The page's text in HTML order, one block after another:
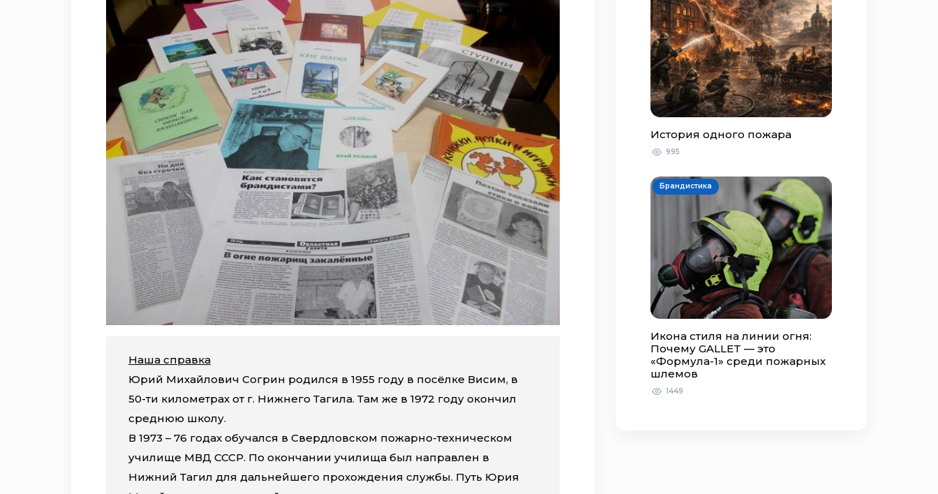
Наша справка
Юрий Михайлович Согрин родился в 1955 году в посёлке Висим, в
50-ти километрах от г. Нижнего Тагила. Там же в 1972 году окончил
среднюю школу.
В 1973 – 76 годах обучался в Свердловском пожарно-техническом
училище МВД СССР. По окончании училища был направлен в
Нижний Тагил для дальнейшего прохождения службы. Путь Юрия
История одного пожара
995
Брандистика
Икона стиля на линии огня:
Почему GALLET — это
«Формула-1» среди пожарных
шлемов
1449